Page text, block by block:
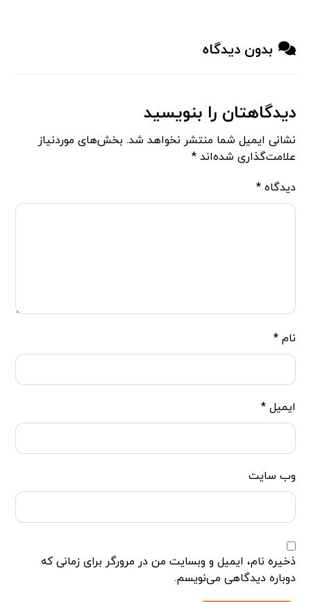
بدون دیدگاه
دیدگاهتان را بنویسید
نشانی ایمیل شما منتشر نخواهد شد. بخش‌های موردنیاز
علامت‌گذاری شده‌اند*
دیدگاه*
نام*
ایمیل*
وب‌ سایت
ذخیره نام، ایمیل و وبسایت من در مرورگر برای زمانی که
دوباره دیدگاهی می‌نویسم.